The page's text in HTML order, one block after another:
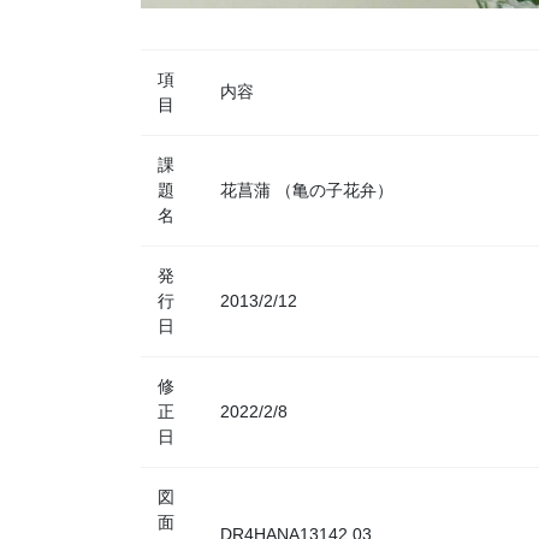
項
目
内容
課
題
名
花菖蒲 （亀の子花弁）
発
行
日
2013/2/12
修
正
日
2022/2/8
図
面
DR4HANA13142.03